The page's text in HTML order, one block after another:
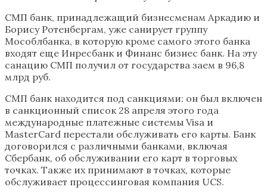
СМП банк, принадлежащий бизнесменам Аркадию и
Борису Ротенбергам, уже санирует группу
Мособлбанка, в которую кроме самого этого банка
входят еще Инресбанк и Финанс бизнес банк. На эту
санацию СМП получил от государства заем в 96,8
млрд руб. ​
СМП банк находится под санкциями: он был включен
в санкционный список 28 апреля этого года
международные платежные системы Visa и
MasterCard перестали обслуживать его карты. Банк
договорился с различными банками, включая
Сбербанк, об обслуживании его карт в торговых
точках. Также их принимают в точках, которые
обслуживает процессинговая компания UCS.